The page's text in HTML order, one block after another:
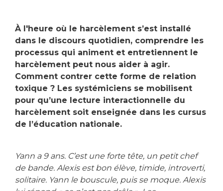
À l'heure où le harcèlement s’est installé
dans le discours quotidien, comprendre les
processus qui animent et entretiennent le
harcèlement peut nous aider à agir.
Comment contrer cette forme de relation
toxique ? Les systémiciens se mobilisent
pour qu’une lecture interactionnelle du
harcèlement soit enseignée dans les cursus
de l’éducation nationale.
Yann a 9 ans. C’est une forte tête, un petit chef
de bande. Alexis est bon élève, timide, introverti,
solitaire. Yann le bouscule, puis se moque. Alexis